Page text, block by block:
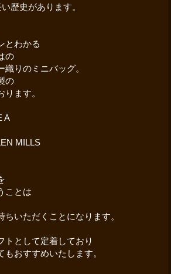
歴史があります。
とわかる
の
織りのミニバッグ。
の
ます。
A
MILLS
ことは
いただくことになります。
トとして定着しており
おすすめいたします。